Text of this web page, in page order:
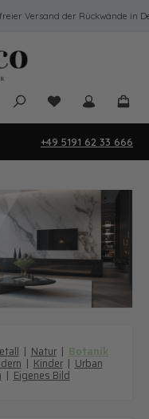
der Rückwände in Deutschland |
Du hast 0
+49 5191 62 33 666
|Natur| Botanik
|Kinder|Urban
|Eigenes Bild